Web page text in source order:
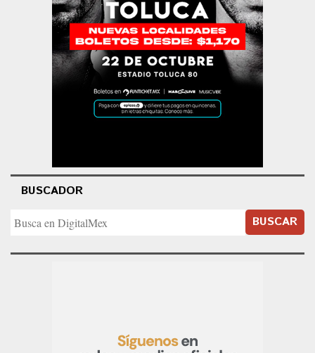
BUSCADOR
BUSCAR